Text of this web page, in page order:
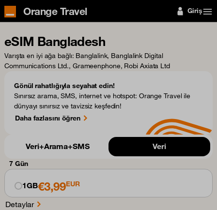
Orange Travel Giriş
eSIM Bangladesh
Varışta en iyi ağa bağlı: Banglalink, Banglalink Digital
Communications Ltd., Grameenphone, Robi Axiata Ltd
Gönül rahatlığıyla seyahat edin!
Sınırsız arama, SMS, internet ve hotspot: Orange Travel ile
dünyayı sınırsız ve tavizsiz keşfedin!
Daha fazlasını öğren
Veri+Arama+SMS Veri
7 Gün
1GB€3,99EUR
Detaylar